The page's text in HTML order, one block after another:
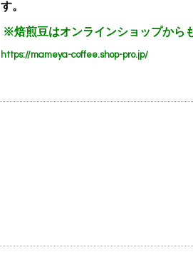
す。
※焙煎豆はオンラインショップから
https://mameya-coffee.shop-pro.jp/